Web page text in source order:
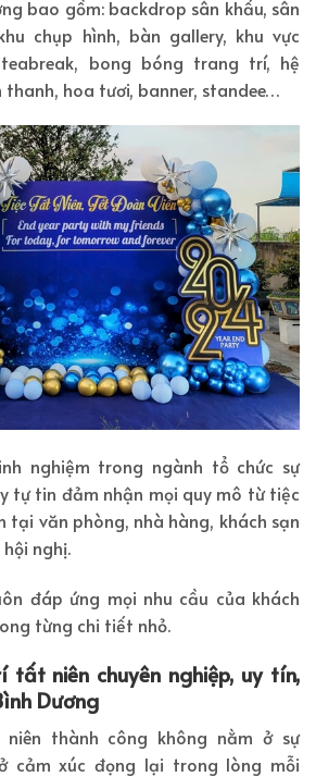
bao gồm: backdrop sân khấu, sân
chụp hình, bàn gallery, khu vực
bong bóng trang trí, hệ
hoa tươi, banner, standee…
nghiệm trong ngành tổ chức sự
tự tin đảm nhận mọi quy mô từ tiệc
tại văn phòng, nhà hàng, khách sạn
nghị.
đáp ứng mọi nhu cầu của khách
từng chi tiết nhỏ.
niên chuyên nghiệp, uy tín,
Dương
thành công không nằm ở sự
cảm xúc đọng lại trong lòng mỗi